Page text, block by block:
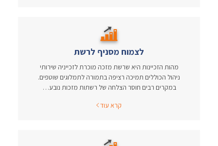
לצמוח מסניף לרשת
מהות הזכיינות היא שרשת מזכה מוכרת לזכייניה שירותי
ניהול הכוללים תמיכה רציפה בתמורה לתמלוגים שוטפים.
במקרים רבים חוסר הצלחה של רשתות מזכות נובע…
קרא עוד